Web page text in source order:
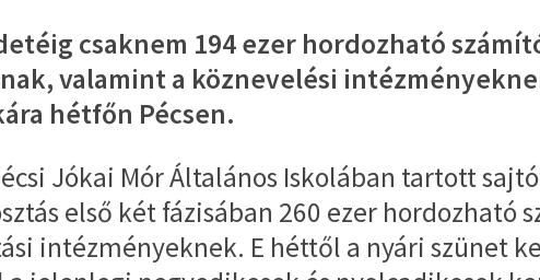
csaknem 194 ezer hordozható
valamint a köznevelési
hétfőn Pécsen.
Jókai Mór Általános Iskolában tartott
első két fázisában 260 ezer
intézményeknek. E héttől a nyári szünet